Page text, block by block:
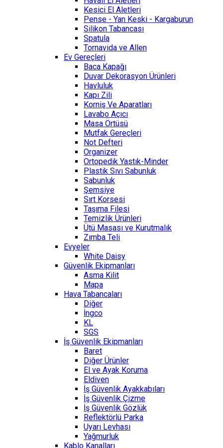
Kesici El Aletleri
Pense - Yan Keski - Kargaburun
Silikon Tabancası
Spatula
Tornavida ve Allen
Ev Gereçleri
Baca Kapağı
Duvar Dekorasyon Ürünleri
Havluluk
Kapı Zili
Korniş Ve Aparatları
Lavabo Açıcı
Masa Örtüsü
Mutfak Gereçleri
Not Defteri
Organizer
Ortopedik Yastık-Minder
Plastik Sıvı Sabunluk
Sabunluk
Şemsiye
Sırt Korsesi
Taşıma Filesi
Temizlik Ürünleri
Ütü Masası ve Kurutmalık
Zımba Teli
Evyeler
White Daisy
Güvenlik Ekipmanları
Asma Kilit
Mapa
Hava Tabancaları
Diğer
İngco
KL
SGS
İş Güvenlik Ekipmanları
Baret
Diğer Ürünler
El ve Ayak Koruma
Eldiven
İş Güvenlik Ayakkabıları
İş Güvenlik Çizme
İş Güvenlik Gözlük
Reflektörlü Parka
Uyarı Levhası
Yağmurluk
Kablo Kanalları